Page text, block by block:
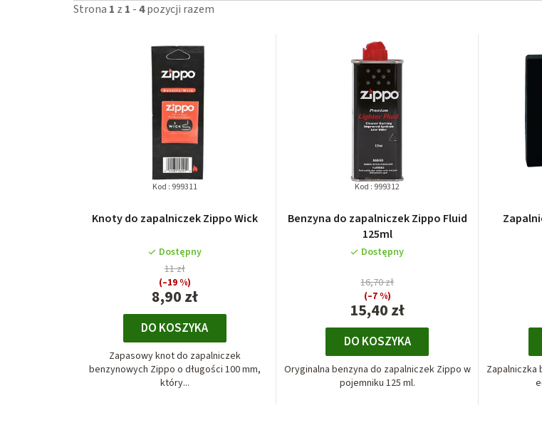
Strona 1 z 1 -4pozycji razem
Knoty do zapalniczek Zippo Wick
Dostępny
8,90 zł
11 zł
(–19 %)
DO KOSZYKA
Zapasowy knot do zapalniczek
benzynowych Zippo o długości 100 mm,
który...
Kod : 999311
Benzyna do zapalniczek Zippo Fluid
125ml
Dostępny
15,40 zł
16,70 zł
(–7 %)
DO KOSZYKA
Oryginalna benzyna do zapalniczek Zippo w
pojemniku 125 ml.
Kod : 999312
Zapalniczka